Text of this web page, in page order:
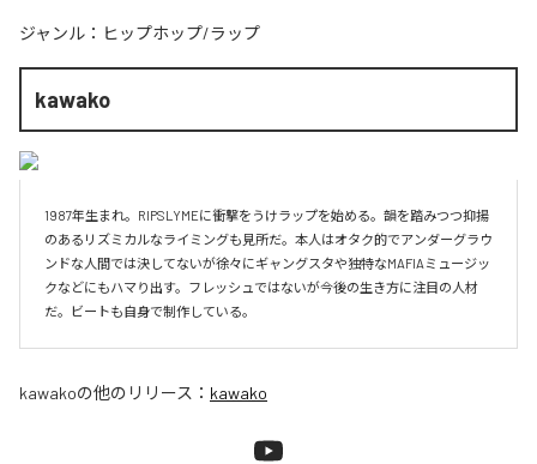
ジャンル： ヒップホップ/ラップ
kawako
1987年生まれ。RIPSLYMEに衝撃をうけラップを始める。韻を踏みつつ抑揚
のあるリズミカルなライミングも見所だ。本人はオタク的でアンダーグラウ
ンドな人間では決してないが徐々にギャングスタや独特なMAFIAミュージッ
クなどにもハマり出す。フレッシュではないが今後の生き方に注目の人材
だ。ビートも自身で制作している。
kawakoの他のリリース： kawako